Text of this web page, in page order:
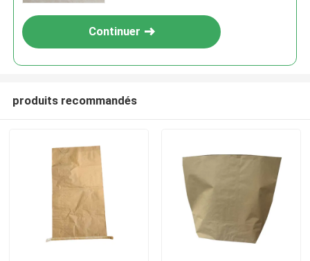
Continuer
produits recommandés